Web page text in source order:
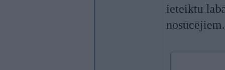
ieteiktu
nosūcējiem.